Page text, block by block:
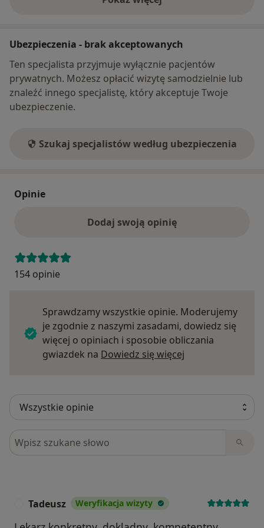
swoje życie. Sam jestem ojcem 4 dzieci, znam więc od
najwyższym poziomie.
Co roku uczestniczę w licznych kursach zawodowych,
ponieważ mam świadomość, że lekarz musi ciągle
rozwijać swoją wiedzę, aby efektywnie leczyć swojego
pacjenta.
o adresie
Ubezpieczenia - brak akceptowanych
Ten specjalista przyjmuje wyłącznie pacjentów
prywatnych. Możesz opłacić wizytę samodzielnie lub
znaleźć innego specjalistę, który akceptuje Twoje
ubezpieczenie.
Szukaj specjalistów według ubezpieczenia
Opinie
Dodaj swoją opinię
154 opinie
Sprawdzamy wszystkie opinie. Moderujemy
je zgodnie z naszymi zasadami, dowiedz się
więcej o opiniach i sposobie obliczania
gwiazdek na Dowiedz się więcej
Szukaj w opiniach
Tadeusz Weryfikacja wizyty